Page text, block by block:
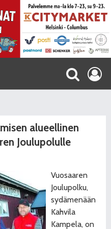
alueellinen
Joulupolulle
Vuosaaren
Joulupolku,
sydämenään
Kahvila
Kampela, on